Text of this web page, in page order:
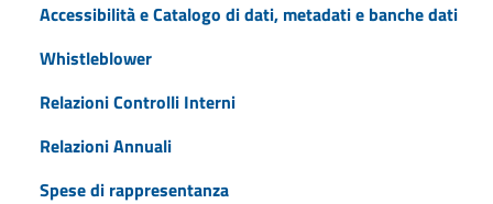
Accessibilità e Catalogo di dati, metadati e banche dati
Whistleblower
Relazioni Controlli Interni
Relazioni Annuali
Spese di rappresentanza